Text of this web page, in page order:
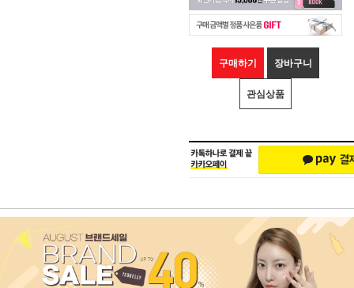
구매하기 장바구니
관심상품